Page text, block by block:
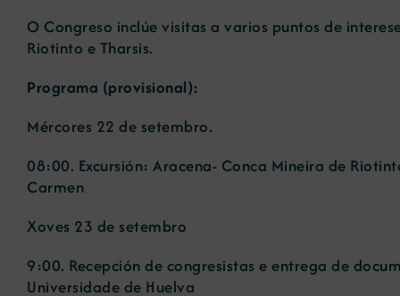
O Congreso inclúe visitas a varios puntos de
Riotinto e Tharsis.
Programa (provisional):
Mércores 22 de setembro.
08:00. Excursión: Aracena- Conca Mineira de
Carmen
Xoves 23 de setembro
9:00. Recepción de congresistas e entrega de
Universidade de Huelva